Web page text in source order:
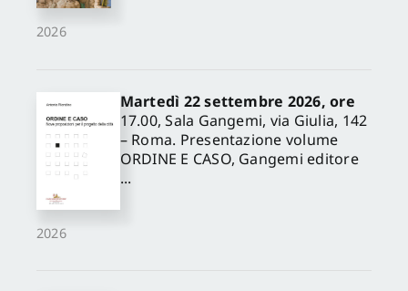
2026
2026
Martedì 22 settembre 2026, ore
17.00, Sala Gangemi, via Giulia, 142
– Roma. Presentazione volume
ORDINE E CASO, Gangemi editore
...